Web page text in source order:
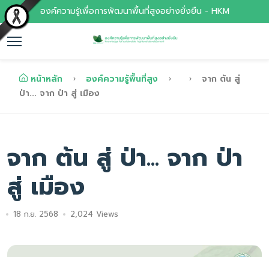
องค์ความรู้เพื่อการพัฒนาพื้นที่สูงอย่างยั่งยืน - HKM
หน้าหลัก องค์ความรู้พื้นที่สูง
จาก ต้น สู่
ป่า... จาก ป่า สู่ เมือง
จาก ต้น สู่ ป่า... จาก ป่า
สู่ เมือง
18 ก.ย. 2568 2,024 Views